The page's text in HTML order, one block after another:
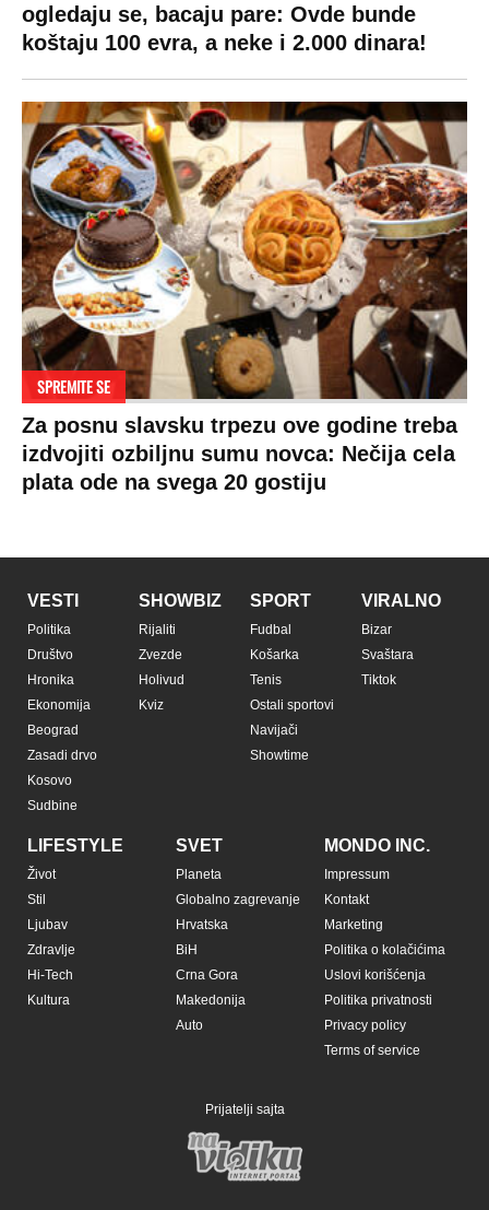
ogledaju se, bacaju pare: Ovde bunde
koštaju 100 evra, a neke i 2.000 dinara!
SPREMITE SE
Za posnu slavsku trpezu ove godine treba
izdvojiti ozbiljnu sumu novca: Nečija cela
plata ode na svega 20 gostiju
VESTI
Politika
Društvo
Hronika
Ekonomija
Beograd
Zasadi drvo
Kosovo
Sudbine
SHOWBIZ
Rijaliti
Zvezde
Holivud
Kviz
SPORT
Fudbal
Košarka
Tenis
Ostali sportovi
Navijači
Showtime
VIRALNO
Bizar
Svaštara
Tiktok
LIFESTYLE
Život
Stil
Ljubav
Zdravlje
Hi-Tech
Kultura
SVET
Planeta
Globalno zagrevanje
Hrvatska
BiH
Crna Gora
Makedonija
Auto
MONDO INC.
Impressum
Kontakt
Marketing
Politika o kolačićima
Uslovi korišćenja
Politika privatnosti
Privacy policy
Terms of service
Prijatelji sajta